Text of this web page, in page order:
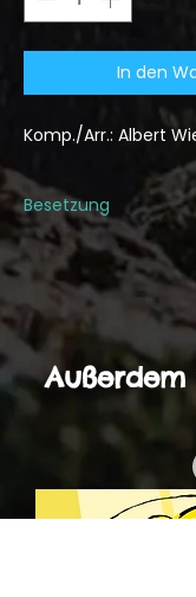
In den
Komp./Arr.: Albert
Besetzung
1. Trompete/
2. Trompete/
3. Trompete/
1. Posaune/
2. Posaune/
Bb
3. Posaune/